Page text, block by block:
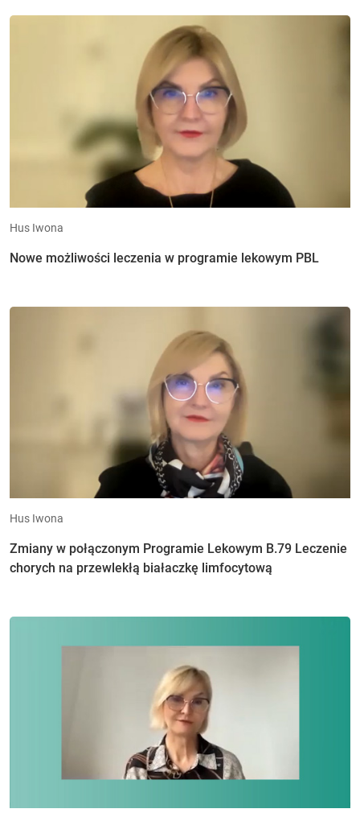
Hus Iwona
Nowe możliwości leczenia w programie lekowym PBL
Hus Iwona
Zmiany w połączonym Programie Lekowym B.79 Leczenie
chorych na przewlekłą białaczkę limfocytową